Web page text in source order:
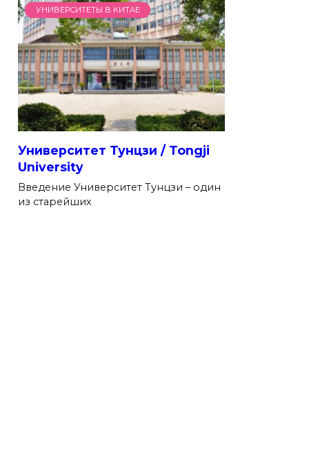
УНИВЕРСИТЕТЫ В КИТАЕ
Университет Тунцзи / Tongji
University
Введение Университет Тунцзи – один
из старейших